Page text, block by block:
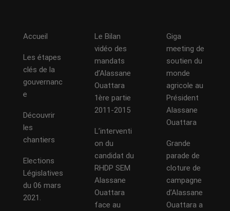
Accueil
Les étapes
clés de la
gouvernanc
e
Découvrir
les
chantiers
Elections
Législatives
du 06 mars
2021.
Le Bilan
vidéo des
mandats
d’Alassane
Ouattara
1ère partie
2011-2015
L’interventi
on du
candidat du
RHDP SEM
Alassane
Ouattara
face au
Giga
meeting de
soutien du
monde
agricole au
Président
Alassane
Ouattara
Grande
parade de
cloture de
campagne
d’Alassane
Ouattara a